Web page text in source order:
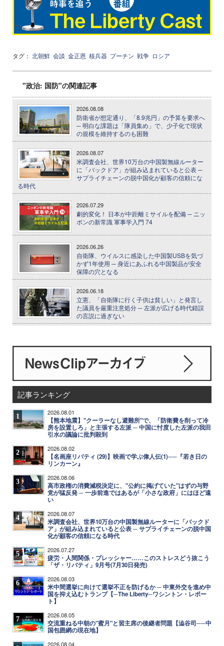
タグ： 北朝鮮 会談 金正恩 核兵器 プーチン 戦争 ロシア
"政治: 国防"の関連記事
2026.08.08
防衛省が想定通り、「8.9兆円」の予算を要求へ
─ 明白な課題は「隊員集め」で、少子化で現状
の規模を維持するのも困難
2026.08.07
米調査会社、世界10万台の中国製無線ルーター
に「バックドア」が組み込まれていると公表 ─
サプライチェーンの脱中国化が顧客の信頼にな
る時代
2026.07.29
劇的変化！ 日本が中距離ミサイルを配備 ─ ニッ
ポンの新常識 軍事学入門 74
2026.06.26
自衛隊、ウイルスに感染した中国製USBを気づ
かず1年使用 ─ 身近にあふれる中国製品が安全
保障の穴となる
2026.06.18
立憲、「自衛隊に行く子供は貧しい」と発言し
た議員を厳重注意処分 ─ 左派が広げる時代錯誤
の言説に過ぎない
記事ランキング
1 2026.08.01
【熊本地震】"クーラーなし避難所"で、「防衛費を削って冷
房を設置しろ」と主張する左派 ─ 中国に忖度した左派の我田
引水の議論に批判殺到
2 2026.08.02
【名画座リバティ (29)】映画で学ぶ偉人伝(1)──『若き日の
リンカーン』
3 2026.08.06
高市政権の消費減税決定に、"公約に掲げていた"はずの与野
党が猛反発 ─ 一歩前進ではあるが「小さな政府」にはほど遠
い
4 2026.08.07
米調査会社、世界10万台の中国製無線ルーターに「バックド
ア」が組み込まれていると公表 ─ サプライチェーンの脱中国
化が顧客の信頼になる時代
5 2026.07.27
疲労・人間関係・プレッシャー……このストレスどう抜こう
「ザ・リバティ」9月号(7月30日発売)
6 2026.08.03
米中間選挙に向けて選挙不正を防げるか ─ 中東外交を進め中
国を抑え込むトランプ【─The Liberty─ワシントン・レポー
ト】
7 2026.08.05
交流重ねる中朝の"蜜月"と習主席の後継者問題【澁谷司──中
国包囲網の現在地】
2026.08.04